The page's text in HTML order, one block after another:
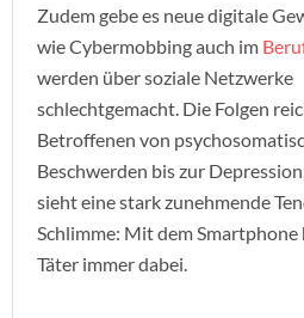
Zudem gebe es neue digitale
wie Cybermobbing auch im
werden über soziale Netzwerke
schlechtgemacht. Die Folgen
Betroffenen von
Beschwerden bis zur
sieht eine stark zunehmende
Schlimme: Mit dem Smartphone
Täter immer dabei.